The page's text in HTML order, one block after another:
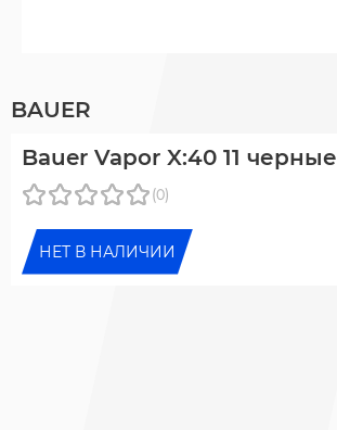
BAUER
Bauer Vapor X:40 11 черные
(0)
НЕТ В НАЛИЧИИ